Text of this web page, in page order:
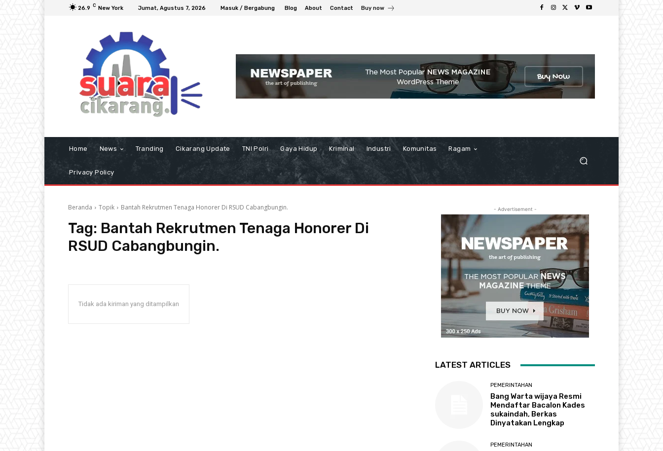
26.9 C New York Jumat, Agustus 7, 2026 Masuk / Bergabung Blog About Contact Buy now
Home News Tranding Cikarang Update TNI Polri Gaya Hidup Kriminal Industri Komunitas Ragam
Privacy Policy
Beranda Topik Bantah Rekrutmen Tenaga Honorer Di RSUD Cabangbungin.
Tag: Bantah Rekrutmen Tenaga Honorer Di
RSUD Cabangbungin.
Tidak ada kiriman yang ditampilkan
- Advertisement -
LATEST ARTICLES
PEMERINTAHAN
Bang Warta wijaya Resmi
Mendaftar Bacalon Kades
sukaindah, Berkas
Dinyatakan Lengkap
PEMERINTAHAN